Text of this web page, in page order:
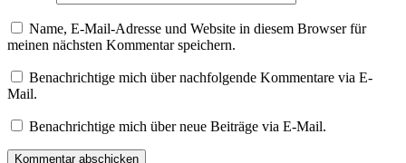
Name, E-Mail-Adresse und Website in diesem Browser für
meinen nächsten Kommentar speichern.
Benachrichtige mich über nachfolgende Kommentare via E-
Mail.
Benachrichtige mich über neue Beiträge via E-Mail.